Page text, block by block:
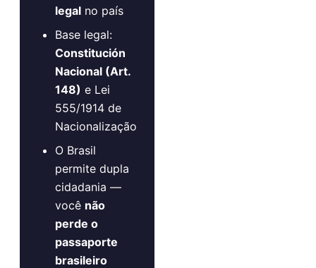
legal no país
Base legal:
Constitución
Nacional (Art.
148) e Lei
555/1914 de
Nacionalização
O Brasil
permite dupla
cidadania —
você não
perde o
passaporte
brasileiro